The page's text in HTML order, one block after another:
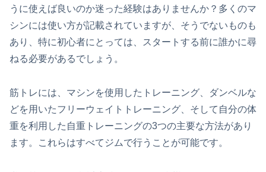
うに使えば良いのか迷った経験はありませんか？多くのマ
シンには使い方が記載されていますが、そうでないものも
あり、特に初心者にとっては、スタートする前に誰かに尋
ねる必要があるでしょう。
筋トレには、マシンを使用したトレーニング、ダンベルな
どを用いたフリーウェイトトレーニング、そして自分の体
重を利用した自重トレーニングの3つの主要な方法があり
ます。これらはすべてジムで行うことが可能です。